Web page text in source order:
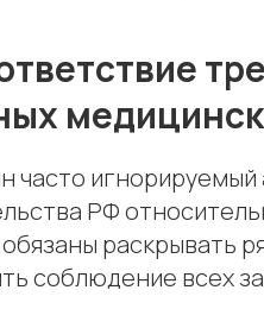
часто игнорируемый
РФ
раскрывать
соблюдение всех